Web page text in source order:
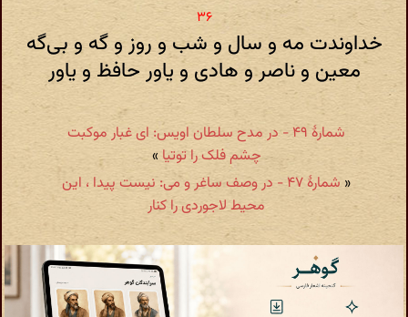
خداوندت مه و سال و شب و روز و گه و بی‌گه
معین و ناصر و هادی و یاور حافظ و یاور
شمارهٔ ۴۹ - در مدح سلطان اویس: ای غبار موکبت
چشم فلک را توتیا »
«
شمارهٔ ۴۷ - در وصف ساغر و می: نیست پیدا ، این
محیط لاجوردی را کنار